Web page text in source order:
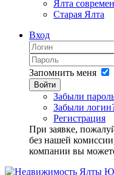
Ялта
Старая Ялта
Вход
Запомнить меня
Войти
Забыли
Забыли
Регистрация
При заявке,
без нашей
компании вы